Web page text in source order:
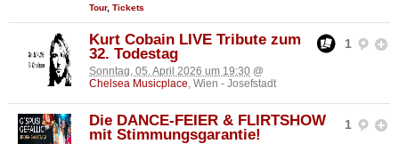
Tour, Tickets
1
Kurt Cobain LIVE Tribute zum
32. Todestag
Sonntag, 05. April 2026 um 19:30 @
Chelsea Musicplace, Wien - Josefstadt
1
Die DANCE-FEIER & FLIRTSHOW
mit Stimmungsgarantie!